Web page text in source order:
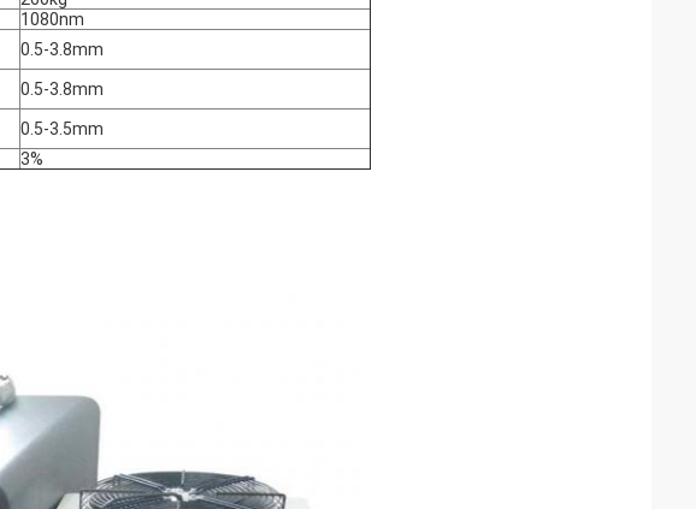
1080nm
0.5-3.8mm
0.5-3.8mm
0.5-3.5mm
3%